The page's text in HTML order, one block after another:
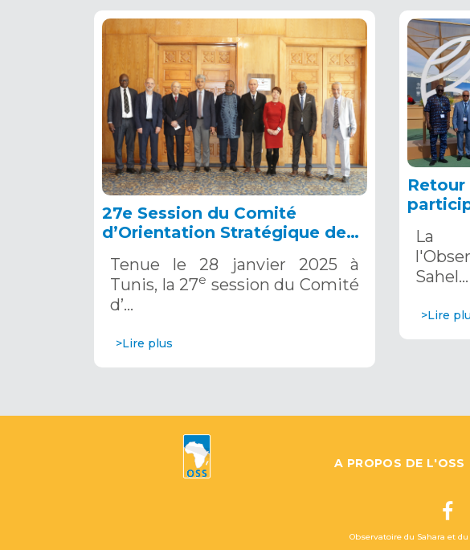
27e Session du Comité
d’Orientation Stratégique de
Tenue le 28 janvier 2025 à
Tunis, la 27e session du Comité
d’…
>Lire plus
Retour
2024
La
Sahel…
>Lire
A PROPOS DE L'OSS
Observatoire du Sahara et